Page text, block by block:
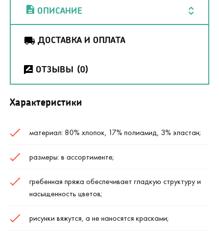
ОПИСАНИЕ
ДОСТАВКА И ОПЛАТА
ОТЗЫВЫ (0)
Характеристики
материал: 80% хлопок, 17% полиамид, 3% эластан;
размеры: в ассортименте;
гребенная пряжа обеспечивает гладкую структуру и
насыщенность цветов;
рисунки вяжутся, а не наносятся красками;